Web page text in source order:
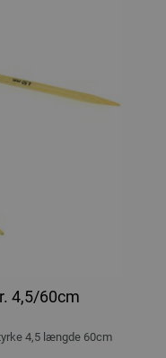
4,5/60cm
4,5 længde 60cm